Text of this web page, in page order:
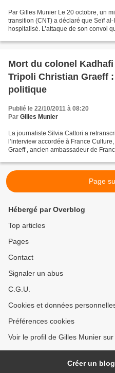
Par Gilles Munier Le 20 octobre, un
transition (CNT) a déclaré que Seïf
hospitalisé. L’attaque de son convoi
Mort du colonel
Tripoli Christian Graeff
politique
Publié le 22/10/2011 à 08:20
Par Gilles Munier
La journaliste Silvia Cattori a
l’interview accordée à France
Graeff , ancien ambassadeur de
Page
Hébergé par Overblog
Top articles
Pages
Contact
Signaler un abus
C.G.U.
Cookies et données
Préférences cookies
Voir le profil de Gilles Munier
Créer un